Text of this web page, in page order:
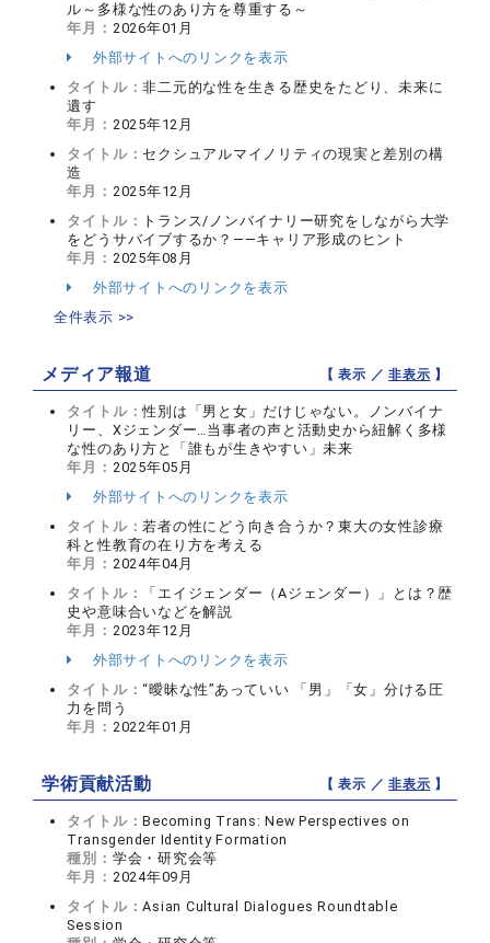
ル～多様な性のあり方を尊重する～
年月： 2026年01月
外部サイトへのリンクを表示
タイトル：非二元的な性を生きる歴史をたどり、未来に
遺す
年月： 2025年12月
タイトル： セクシュアルマイノリティの現実と差別の構
造
年月： 2025年12月
タイトル： トランス/ノンバイナリー研究をしながら大学
をどうサバイブするか？――キャリア形成のヒント
年月： 2025年08月
外部サイトへのリンクを表示
全件表示 >>
メディア報道 【 表示 ／非表示 】
タイトル：性別は「男と女」だけじゃない。ノンバイナ
リー、Xジェンダー…当事者の声と活動史から紐解く多様
な性のあり方と「誰もが生きやすい」未来
年月： 2025年05月
外部サイトへのリンクを表示
タイトル：若者の性にどう向き合うか？東大の女性診療
科と性教育の在り方を考える
年月： 2024年04月
タイトル：
「エイジェンダー（Aジェンダー）」とは？歴
史や意味合いなどを解説
年月： 2023年12月
外部サイトへのリンクを表示
タイトル：“曖昧な性”あっていい 「男」「女」分ける圧
力を問う
年月： 2022年01月
学術貢献活動 【 表示 ／非表示 】
タイトル：Becoming Trans: New Perspectives on
Transgender Identity Formation
種別： 学会・研究会等
年月： 2024年09月
タイトル：Asian Cultural Dialogues Roundtable
Session